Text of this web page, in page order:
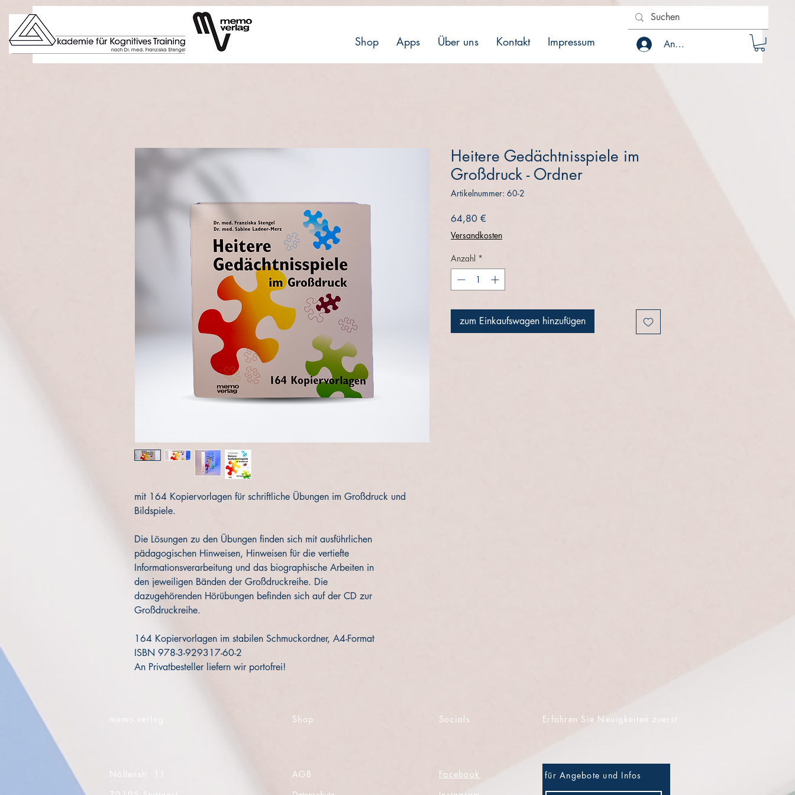
Shop Apps Über uns Kontakt Impressum Anmelden
mit 164 Kopiervorlagen für schriftliche Übungen im Großdruck und
Bildspiele.
Die Lösungen zu den Übungen finden sich mit ausführlichen
pädagogischen Hinweisen, Hinweisen für die vertiefte
Informationsverarbeitung und das biographische Arbeiten in
den jeweiligen Bänden der Großdruckreihe. Die
dazugehörenden Hörübungen befinden sich auf der CD zur
Großdruckreihe.
164 Kopiervorlagen im stabilen Schmuckordner, A4-Format
ISBN 978-3-929317-60-2
An Privatbesteller liefern wir portofrei!
Heitere Gedächtnisspiele im
Großdruck - Ordner
Artikelnummer: 60-2
64,80 €
Versandkosten
Anzahl *
zum Einkaufswagen hinzufügen
memo verlag Shop Socials Erfahren Sie Neuigkeiten zuerst
Nöllenstr. 11
AGB
Facebook
für Angebote und Infos